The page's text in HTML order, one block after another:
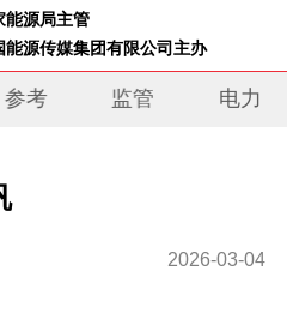
能源局主管
能源传媒集团有限公司主办
参考 监管 电力
2026-03-04